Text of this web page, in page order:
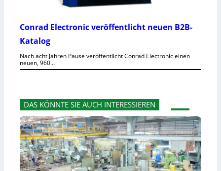
Conrad Electronic veröffentlicht neuen B2B-
Katalog
Nach acht Jahren Pause veröffentlicht Conrad Electronic einen
neuen, 960…
DAS KÖNNTE SIE AUCH INTERESSIEREN